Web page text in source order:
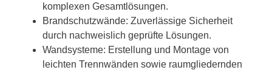
komplexen Gesamtlösungen.
Brandschutzwände: Zuverlässige Sicherheit
durch nachweislich geprüfte Lösungen.
Wandsysteme: Erstellung und Montage von
leichten Trennwänden sowie raumgliedernden